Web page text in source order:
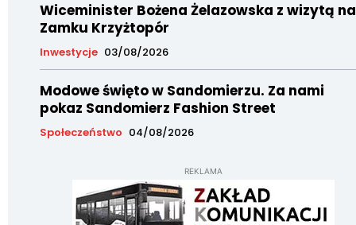
Wiceminister Bożena Żelazowska z wizytą na
Zamku Krzyżtopór
Inwestycje 03/08/2026
Modowe święto w Sandomierzu. Za nami
pokaz Sandomierz Fashion Street
Społeczeństwo 04/08/2026
REKLAMA